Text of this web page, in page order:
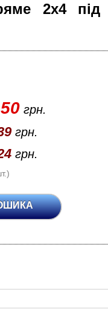
2х4 під
грн.
грн.
грн.